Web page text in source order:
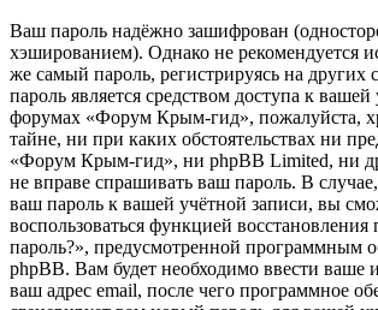
Ваш пароль надёжно зашифрован
хэшированием). Однако не рекомендуется
же самый пароль, регистрируясь на других
пароль является средством доступа к
форумах «Форум Крым-гид», пожалуйста,
тайне, ни при каких обстоятельствах ни
«Форум Крым-гид», ни phpBB Limited, ни
не вправе спрашивать ваш пароль. В
ваш пароль к вашей учётной записи, вы
воспользоваться функцией восстановления
пароль?», предусмотренной программным
phpBB. Вам будет необходимо ввести ваше
ваш адрес email, после чего программное